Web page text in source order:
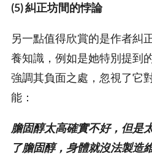
(5) 糾正坊間的悖論
另一點值得欣賞的是作者糾
養知識，例如是她特別提到
強調其負面之處，忽視了它
能：
膽固醇太高確實不好，但是
了膽固醇，身體就沒法製造